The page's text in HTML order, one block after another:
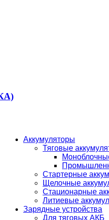
Аккумуляторы
Тяговые
Стартерные
Щелочные
Стационарные
Литиевые
Зарядные устройства
Для тяговых АКБ